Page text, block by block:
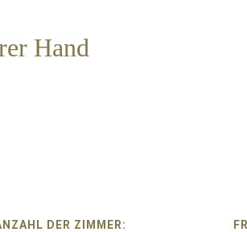
Hand
DER ZIMMER: